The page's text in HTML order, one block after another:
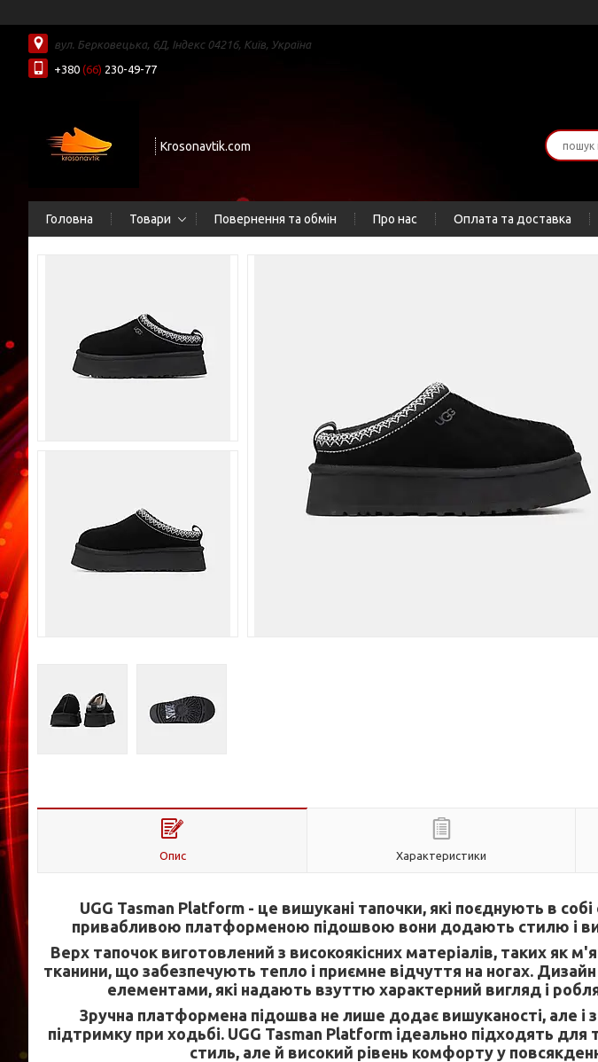
вул. Берковецька, 6Д, Індекс 04216, Київ, Україна
+380 (66) 230-49-77
Krosonavtik.com
Головна Товари Повернення та обмін Про нас Оплата та доставка
Опис Характеристики
UGG Tasman Platform - це вишукані тапочки, які поєднують в
привабливою платформеною підошвою вони додають стилю і
Верх тапочок виготовлений з високоякісних матеріалів, таких як
тканини, що забезпечують тепло і приємне відчуття на ногах.
елементами, які надають взуттю характерний вигляд і
Зручна платформена підошва не лише додає вишуканості, але і
підтримку при ходьбі. UGG Tasman Platform ідеально підходять
стиль, але й високий рівень комфорту у